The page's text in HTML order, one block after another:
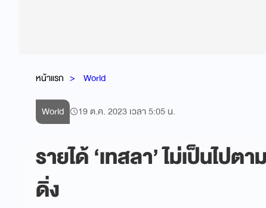
หน้าแรก World
World 19 ต.ค. 2023 เวลา 5:05 น.
รายได้ ‘เทสลา’ ไม่เป็นไปต
ดิ่ง